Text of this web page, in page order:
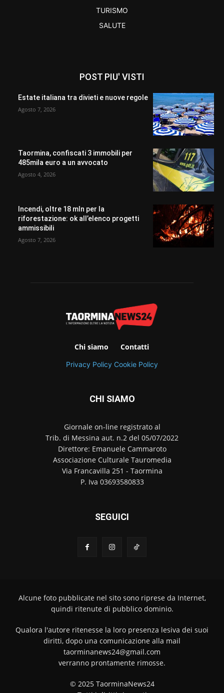
TURISMO
SALUTE
POST PIU' VISTI
Estate italiana tra divieti e nuove regole
Agosto 7, 2026
Taormina, confiscati 3 immobili per
485mila euro a un avvocato
Agosto 4, 2026
Incendi, oltre 18 mln per la
riforestazione: ok all’elenco progetti
ammissibili
Agosto 7, 2026
Chi siamo Contatti
Privacy Policy Cookie Policy
CHI SIAMO
Giornale on-line registrato al
Trib. di Messina aut. n.2 del 05/07/2022
Direttore: Emanuele Cammaroto
Associazione Culturale Tauromedia
Via Francavilla 251 - Taormina
P. Iva 03693580833
SEGUICI
Alcune foto pubblicate nel sito sono riprese da Internet,
quindi ritenute di pubblico dominio.
Qualora l'autore ritenesse la loro presenza lesiva dei suoi
diritti, dopo una comunicazione alla mail
taorminanews24@gmail.com
verranno prontamente rimosse.
© 2025 TaorminaNews24